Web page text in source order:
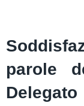
parole